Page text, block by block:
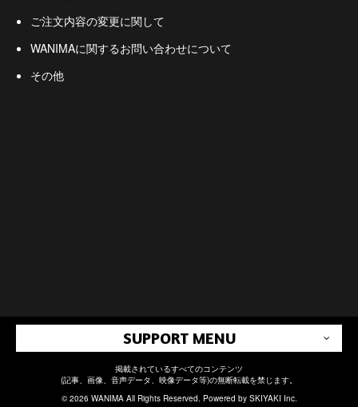
ご注文内容の変更に関して
WANIMAに関するお問い合わせについて
その他
SUPPORT MENU
掲載されているすべてのコンテンツ
(記事、画像、音声データ、映像データ等)の無断転載を禁じます。
© 2026 WANIMA All Rights Reserved. Powered by SKIYAKI Inc.